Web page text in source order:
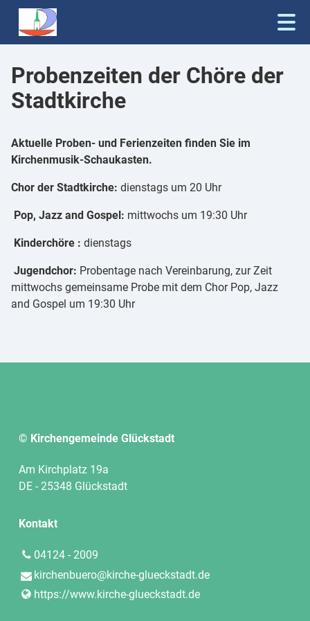
Probenzeiten der Chöre der
Stadtkirche
Aktuelle Proben- und Ferienzeiten finden Sie im
Kirchenmusik-Schaukasten.
Chor der Stadtkirche: dienstags um 20 Uhr
Pop, Jazz and Gospel: m​​​​ittwochs um 19:30 Uhr
Kinderchöre : dienstags
Jugendchor: Probentage nach Vereinbarung, zur Zeit
mittwochs gemeinsame Probe mit dem Chor Pop, Jazz
and Gospel um 19:30 Uhr
© Kirchengemeinde Glückstadt
Am Kirchplatz 19a
DE - 25348 Glückstadt
Kontakt
04124 - 2009
kirchenbuero@​kirche-glueckstadt.​de
https://www.​kirche-glueckstadt.​de